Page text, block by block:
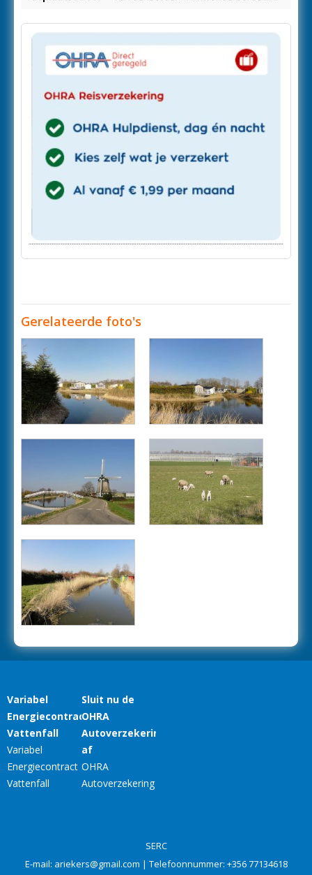
Gerelateerde foto's
SERC
E-mail: ariekers@gmail.com | Telefoonnummer: +356 77134618